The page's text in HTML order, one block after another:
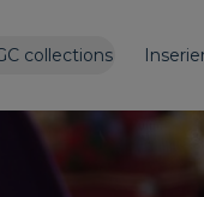
collections